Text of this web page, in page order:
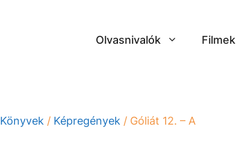
Olvasnivalók Filmek
Könyvek / Képregények / Góliát 12. – A